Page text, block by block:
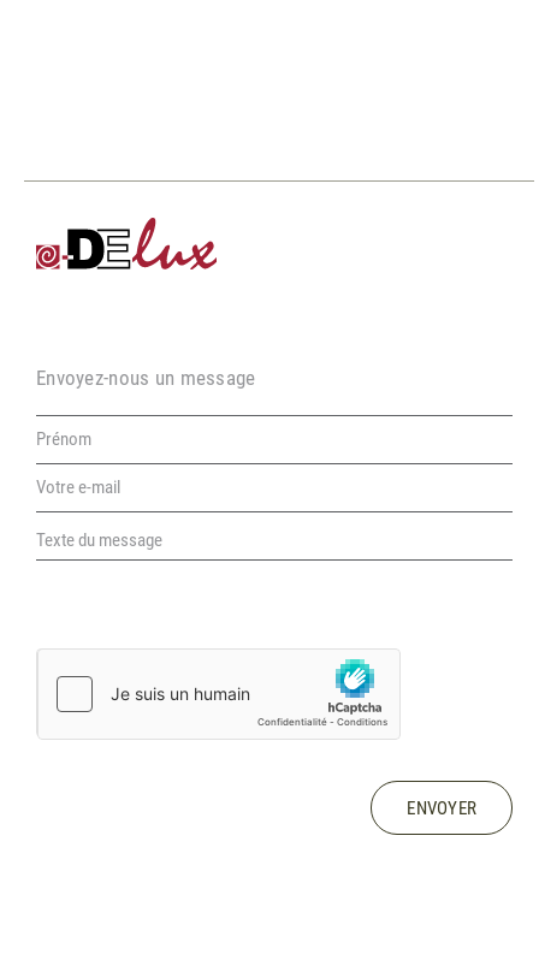
Envoyez-nous un message